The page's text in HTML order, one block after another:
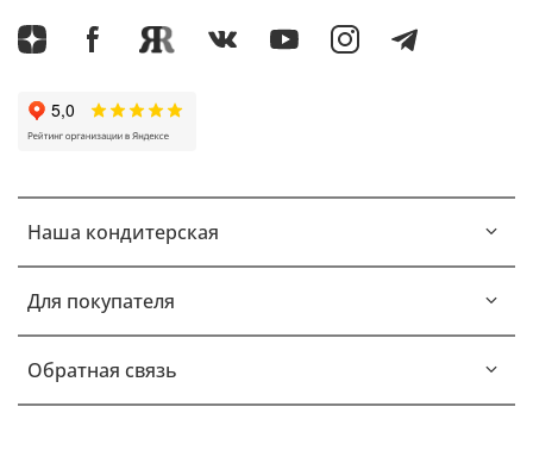
Наша кондитерская
Для покупателя
Обратная связь